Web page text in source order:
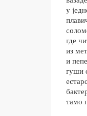
у
где
из
и
гуши
тамо